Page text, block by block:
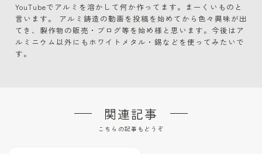
YouTubeでアルミを溶かして何か作ってます。まーくいものと
言います。 アルミ鋳造の動画を投稿を始めてから色々興味が出
てき、製作物の販売・ブログ等を始め様と思います。今後はア
ルミニウム以外にもホワイトメタル・錫などを使ってみたいで
す。
関連記事
こちらの記事もどうぞ